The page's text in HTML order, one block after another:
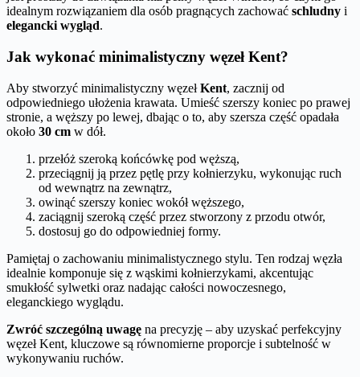
idealnym rozwiązaniem dla osób pragnących zachować schludny i
elegancki wygląd.
Jak wykonać minimalistyczny węzeł Kent?
Aby stworzyć minimalistyczny węzełKent, zacznij od
odpowiedniego ułożenia krawata. Umieść szerszy koniec po prawej
stronie, a węższy po lewej, dbając o to, aby szersza część opadała
około 30 cm w dół.
przełóż szeroką końcówkę pod węższą,
przeciągnij ją przez pętlę przy kołnierzyku, wykonując ruch
od wewnątrz na zewnątrz,
owinąć szerszy koniec wokół węższego,
zaciągnij szeroką część przez stworzony z przodu otwór,
dostosuj go do odpowiedniej formy.
Pamiętaj o zachowaniu minimalistycznego stylu. Ten rodzaj węzła
idealnie komponuje się z wąskimi kołnierzykami, akcentując
smukłość sylwetki oraz nadając całości nowoczesnego,
eleganckiego wyglądu.
Zwróć szczególną uwagę na precyzję – aby uzyskać perfekcyjny
węzeł Kent, kluczowe są równomierne proporcje i subtelność w
wykonywaniu ruchów.